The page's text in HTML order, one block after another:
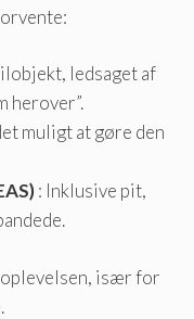
ledsaget af
herover”.
muligt at gøre den
: Inklusive pit,
især for